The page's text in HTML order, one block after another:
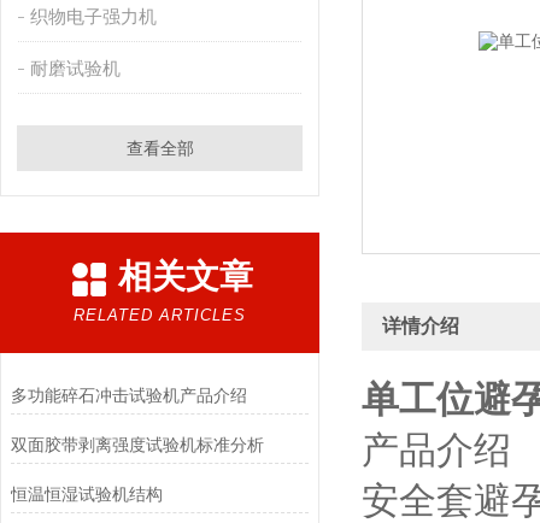
织物电子强力机
耐磨试验机
查看全部
相关文章
RELATED ARTICLES
多功能碎石冲击试验机产品介绍
双面胶带剥离强度试验机标准分析
恒温恒湿试验机结构
详情介绍
单工位避
产品介绍
安全套避